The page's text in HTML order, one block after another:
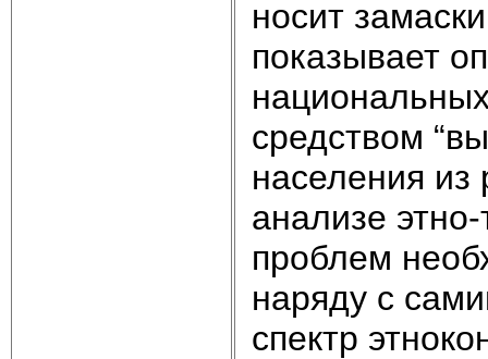
носит
показывает
средством
населения из
анализе
проблем
наряду с
спектр